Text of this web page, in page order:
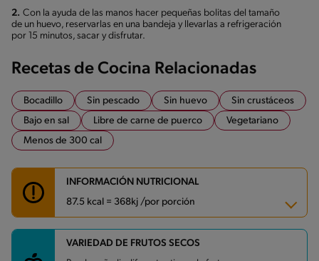
2. Con la ayuda de las manos hacer pequeñas bolitas del tamaño
de un huevo, reservarlas en una bandeja y llevarlas a refrigeración
por 15 minutos, sacar y disfrutar.
Recetas de Cocina Relacionadas
Bocadillo Sin pescado Sin huevo
Sin crustáceos
Bajo en sal
Libre de carne de puerco
Vegetariano
Menos de 300 cal
INFORMACIÓN NUTRICIONAL
87.5 kcal = 368kj /por porción
Carbohidratos
7.7 g
VARIEDAD DE FRUTOS SECOS